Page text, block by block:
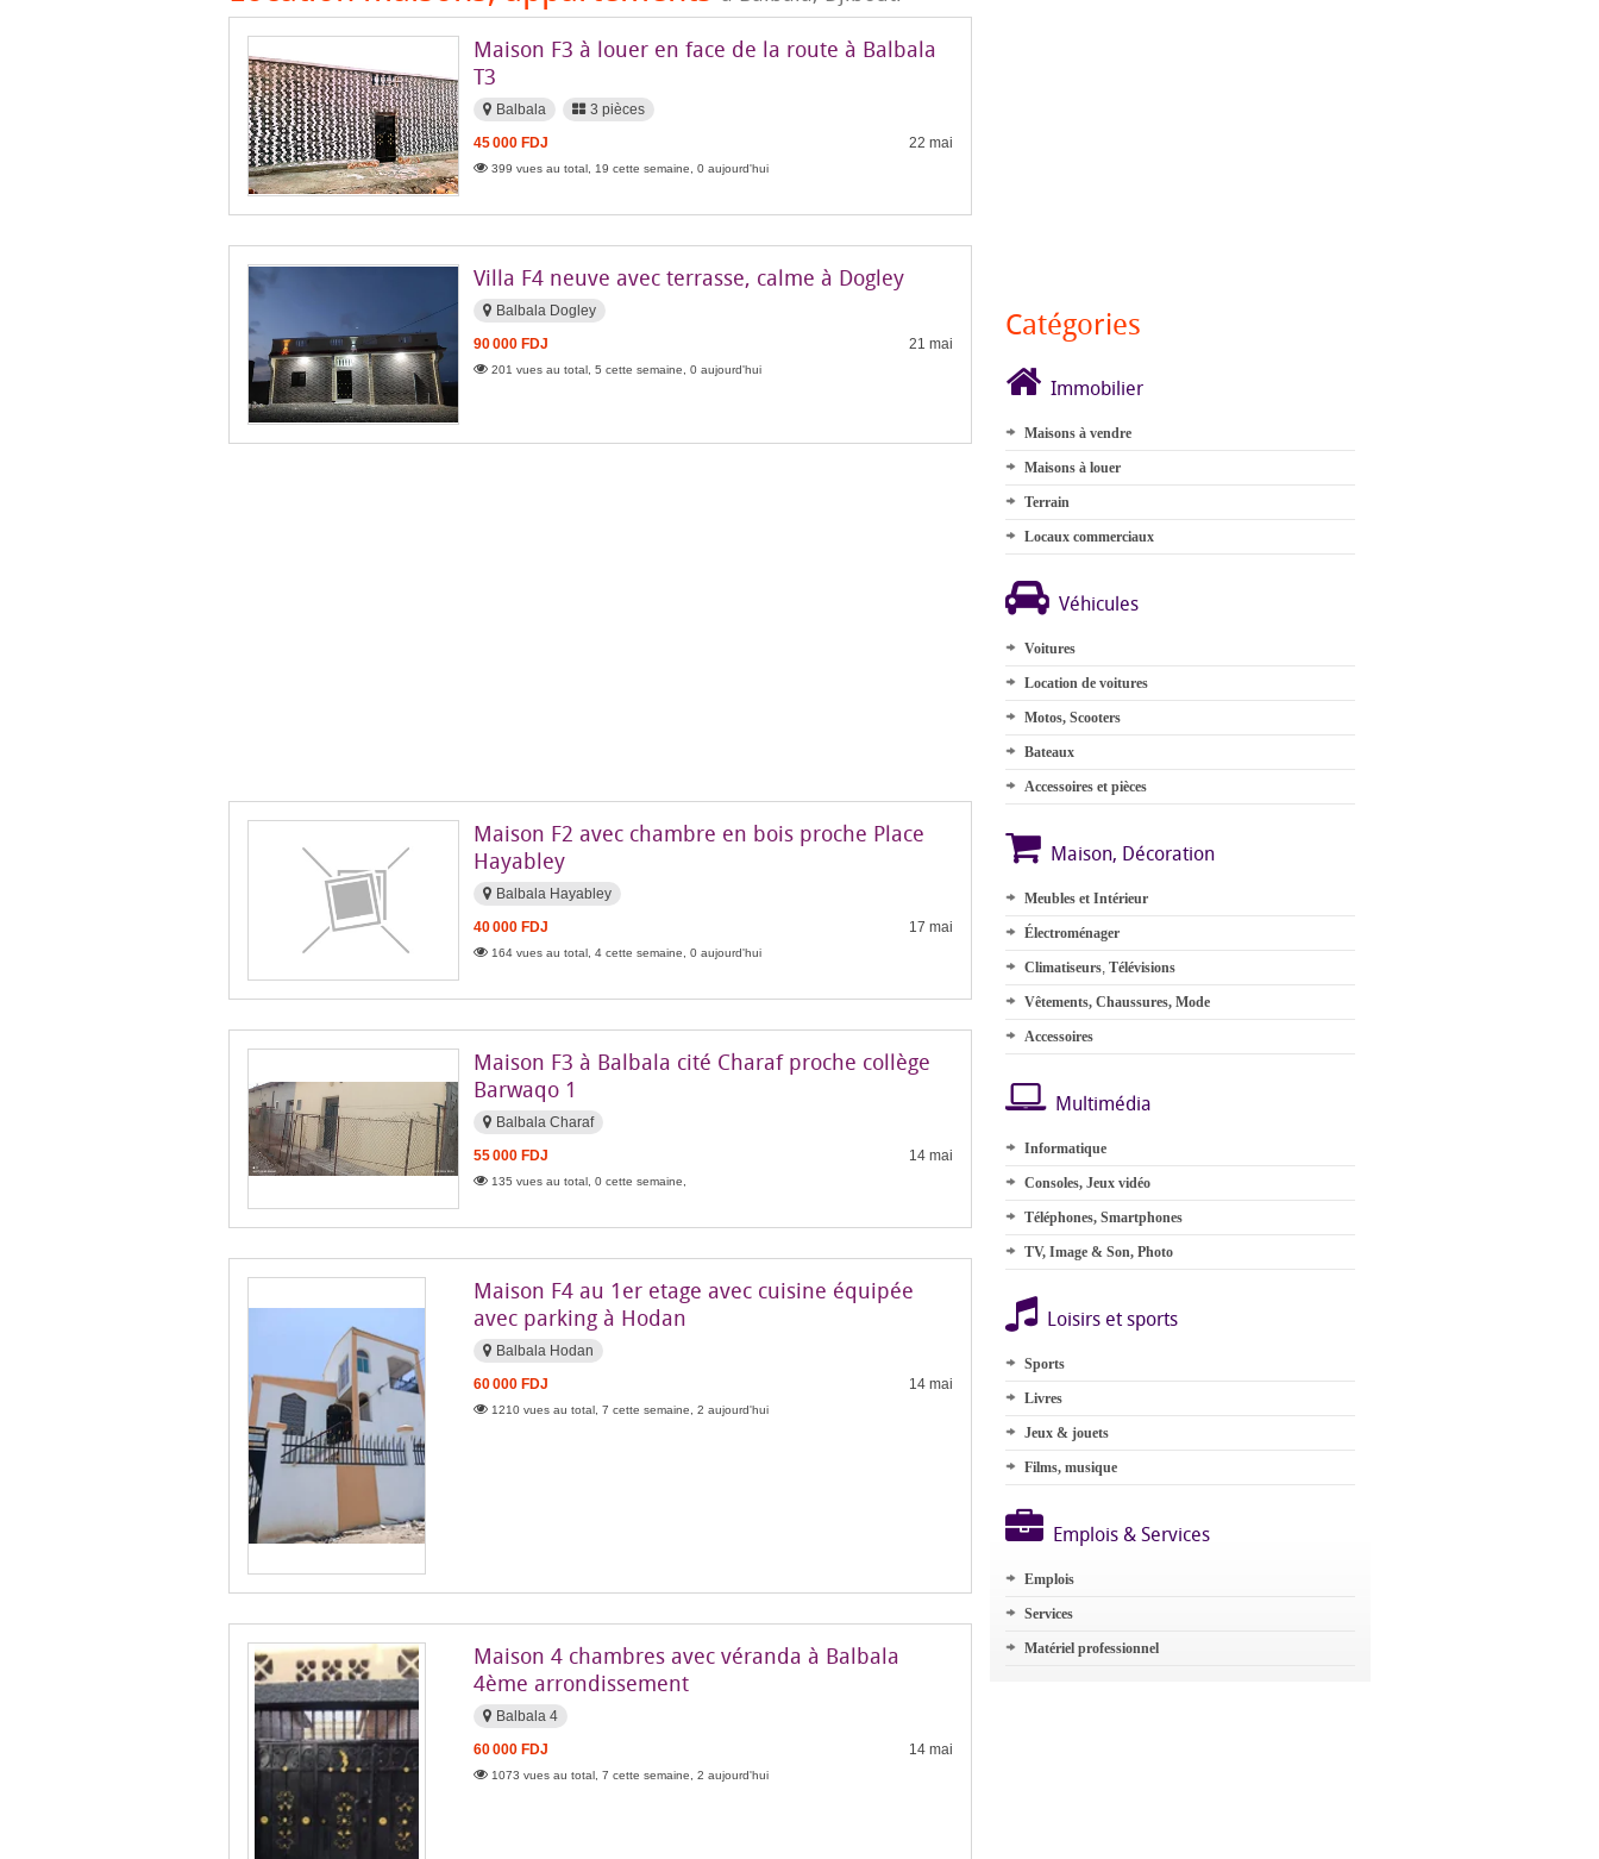
Maison F3 à louer en face de la route à Balbala
T3
Balbala
3 pièces
45 000 FDJ
22 mai
399 vues au total, 19 cette semaine, 0 aujourd'hui
Villa F4 neuve avec terrasse, calme à Dogley
Balbala Dogley
90 000 FDJ
21 mai
201 vues au total, 5 cette semaine, 0 aujourd'hui
Maison F2 avec chambre en bois proche Place
Hayabley
Balbala Hayabley
40 000 FDJ
17 mai
164 vues au total, 4 cette semaine, 0 aujourd'hui
Maison F3 à Balbala cité Charaf proche collège
Barwaqo 1
Balbala Charaf
55 000 FDJ
14 mai
135 vues au total, 0 cette semaine,
Maison F4 au 1er etage avec cuisine équipée
avec parking à Hodan
Balbala Hodan
60 000 FDJ
14 mai
1210 vues au total, 7 cette semaine, 2 aujourd'hui
Maison 4 chambres avec véranda à Balbala
4ème arrondissement
Balbala 4
60 000 FDJ
14 mai
1073 vues au total, 7 cette semaine, 2 aujourd'hui
Catégories
Immobilier
Maisons à vendre
Maisons à louer
Terrain
Locaux commerciaux
Véhicules
Voitures
Location de voitures
Motos, Scooters
Bateaux
Accessoires et pièces
Maison, Décoration
Meubles et Intérieur
Électroménager
Climatiseurs, Télévisions
Vêtements, Chaussures, Mode
Accessoires
Multimédia
Informatique
Consoles, Jeux vidéo
Téléphones, Smartphones
TV, Image & Son, Photo
Loisirs et sports
Sports
Livres
Jeux & jouets
Films, musique
Emplois & Services
Emplois
Services
Matériel professionnel